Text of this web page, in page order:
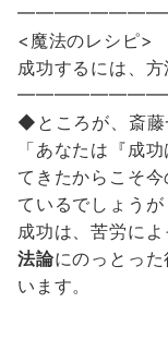
<魔法のレシピ>
成功するには、
◆ところが、斎藤
「あなたは『成
てきたからこそ
ているでしょうが
成功は、苦労に
法論にのっとっ
います。